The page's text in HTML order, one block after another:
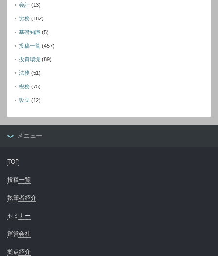
会計 (13)
労務 (182)
基礎知識 (5)
投稿一覧 (457)
投資環境 (89)
法務 (51)
税務 (75)
設立 (12)
メニュー
TOP
投稿一覧
執筆者紹介
セミナー
運営会社
拠点紹介